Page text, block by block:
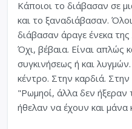
Κάποιοι το διάβασαν σε
και το ξαναδιάβασαν.
διάβασαν άραγε ένεκα της
Όχι, βέβαια. Είναι απλώς
συγκινήσεως ή και
κέντρο. Στην καρδιά.
"Ρωμηοί, άλλα δεν ήξεραν
ήθελαν να έχουν και μάνα